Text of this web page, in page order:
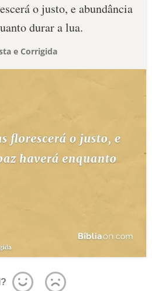
o justo, e abundância
durar a lua.
e Corrigida